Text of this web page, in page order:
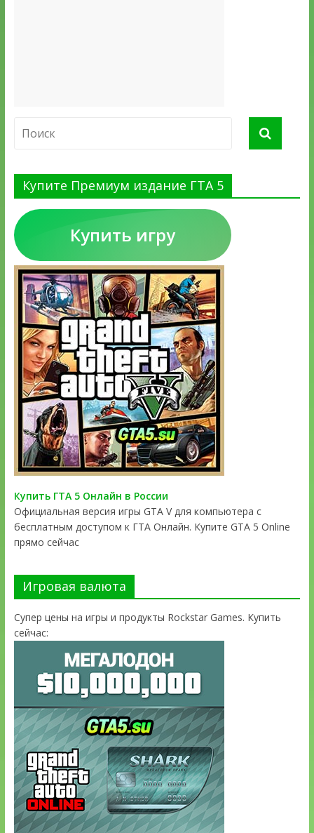
Купите Премиум издание ГТА 5
Купить игру
Купить ГТА 5 Онлайн в России
Официальная версия игры GTA V для компьютера с
бесплатным доступом к ГТА Онлайн. Купите GTA 5 Online
прямо сейчас
Игровая валюта
Супер цены на игры и продукты Rockstar Games. Купить
сейчас: